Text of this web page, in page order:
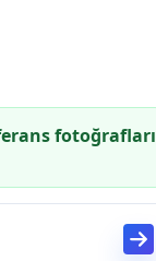
fotoğrafları